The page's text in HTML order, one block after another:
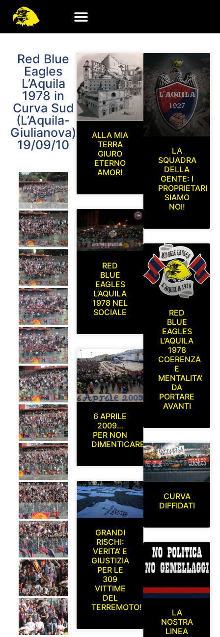
Red Blue
Eagles
L’Aquila
1978 in
Curva Sud
(L’Aquila-
Giulianova)
19/09/10
ALLA MIA
TERRA
GIURO
ETERNO
AMOR!
RED
BLUE
EAGLES
L’AQUILA
1978 NEL
SOCIALE
6 APRILE
2009…
PER NON
DIMENTICARE
GRANDI
RISCHI:
VERITA’ E
GIUSTIZIA
PER LE
309
VITTIME
DEL
TERREMOTO!
LA
SQUADRA
DELLA
GENTE: I
PROPRIETARI
SIAMO
NOI!
RED
BLUE
EAGLES
L’AQUILA
1978
COERENZA
E
MENTALITA’
DA
PORTARE
AVANTI
CURVA
DIFFIDATI
LA
NOSTRA
LINEA